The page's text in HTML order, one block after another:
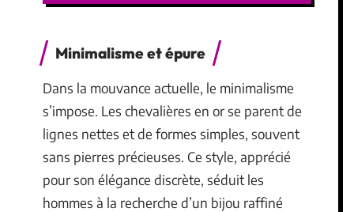
Minimalisme et épure
Dans la mouvance actuelle, le minimalisme
s’impose. Les chevalières en or se parent de
lignes nettes et de formes simples, souvent
sans pierres précieuses. Ce style, apprécié
pour son élégance discrète, séduit les
hommes à la recherche d’un bijou raffiné